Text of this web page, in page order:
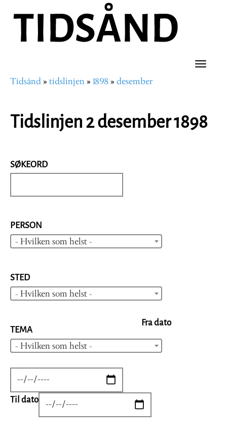
hovedinnhold
Toggle
Navigasjonssti
Tidsånd tidslinjen 1898 desember
Tidslinjen 2 desember 1898
SØKEORD
PERSON
- Hvilken som helst -
STED
- Hvilken som helst -
TEMA
- Hvilken som helst -
Fra dato
DATE
Til dato DATE